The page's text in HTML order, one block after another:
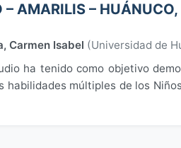
– AMARILIS –
Carmen Isabel (Universidad de
ha tenido como objetivo
habilidades múltiples de los